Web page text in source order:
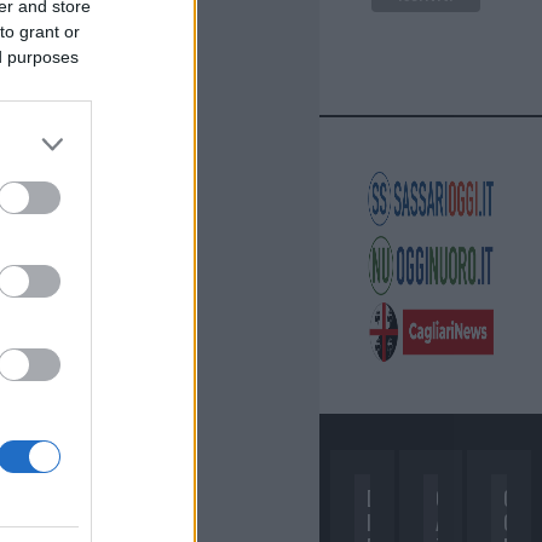
and store
grant or
purposes
D
I
C
A
C
O